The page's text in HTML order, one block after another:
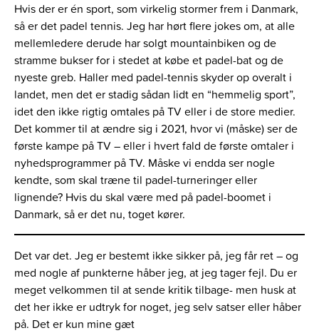
Hvis der er én sport, som virkelig stormer frem i Danmark,
så er det padel tennis. Jeg har hørt flere jokes om, at alle
mellemledere derude har solgt mountainbiken og de
stramme bukser for i stedet at købe et padel-bat og de
nyeste greb. Haller med padel-tennis skyder op overalt i
landet, men det er stadig sådan lidt en “hemmelig sport”,
idet den ikke rigtig omtales på TV eller i de store medier.
Det kommer til at ændre sig i 2021, hvor vi (måske) ser de
første kampe på TV – eller i hvert fald de første omtaler i
nyhedsprogrammer på TV. Måske vi endda ser nogle
kendte, som skal træne til padel-turneringer eller
lignende? Hvis du skal være med på padel-boomet i
Danmark, så er det nu, toget kører.
Det var det. Jeg er bestemt ikke sikker på, jeg får ret – og
med nogle af punkterne håber jeg, at jeg tager fejl. Du er
meget velkommen til at sende kritik tilbage- men husk at
det her ikke er udtryk for noget, jeg selv satser eller håber
på. Det er kun mine gæt